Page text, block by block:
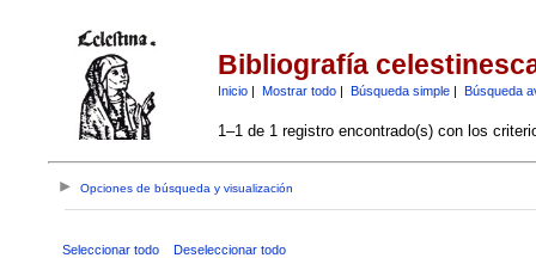
Bibliografía
Inicio| Mostrar todo| Búsqueda simple| Búsqueda
1–1 de 1 registro encontrado(s) con los
Opciones de búsqueda y visualización
Seleccionar todo Deseleccionar todo